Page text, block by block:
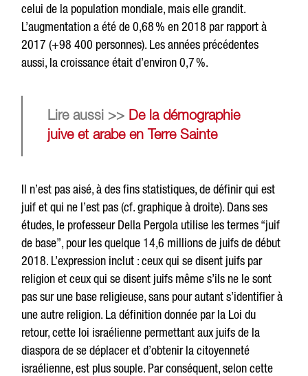
celui de la population mondiale, mais elle grandit.
L’augmentation a été de 0,68 % en 2018 par rapport à
2017 (+98 400 personnes). Les années précédentes
aussi, la croissance était d’environ 0,7 %.
Lire aussi >> De la démographie
juive et arabe en Terre Sainte
Il n’est pas aisé, à des fins statistiques, de définir qui est
juif et qui ne l’est pas (cf. graphique à droite). Dans ses
études, le professeur Della Pergola utilise les termes “juif
de base”, pour les quelque 14,6 millions de juifs de début
2018. L’expression inclut : ceux qui se disent juifs par
religion et ceux qui se disent juifs même s’ils ne le sont
pas sur une base religieuse, sans pour autant s’identifier à
une autre religion. La définition donnée par la Loi du
retour, cette loi israélienne permettant aux juifs de la
diaspora de se déplacer et d’obtenir la citoyenneté
israélienne, est plus souple. Par conséquent, selon cette